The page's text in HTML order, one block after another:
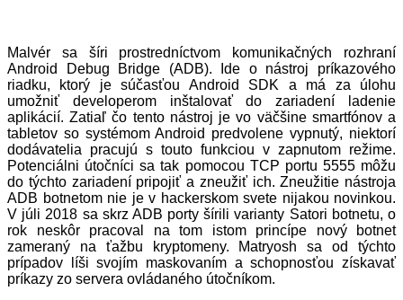
Malvér sa šíri prostredníctvom komunikačných rozhraní
Android Debug Bridge (ADB). Ide o nástroj príkazového
riadku, ktorý je súčasťou Android SDK a má za úlohu
umožniť developerom inštalovať do zariadení ladenie
aplikácií. Zatiaľ čo tento nástroj je vo väčšine smartfónov a
tabletov so systémom Android predvolene vypnutý, niektorí
dodávatelia pracujú s touto funkciou v zapnutom režime.
Potenciálni útočníci sa tak pomocou TCP portu 5555 môžu
do týchto zariadení pripojiť a zneužiť ich. Zneužitie nástroja
ADB botnetom nie je v hackerskom svete nijakou novinkou.
V júli 2018 sa skrz ADB porty šírili varianty Satori botnetu, o
rok neskôr pracoval na tom istom princípe nový botnet
zameraný na ťažbu kryptomeny. Matryosh sa od týchto
prípadov líši svojím maskovaním a schopnosťou získavať
príkazy zo servera ovládaného útočníkom.